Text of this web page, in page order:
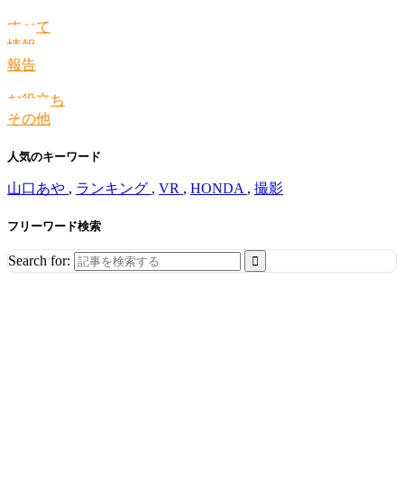
すべて
情報
報告
お役立ち
その他
人気のキーワード
山口あや , ランキング , VR , HONDA , 撮影
フリーワード検索
Search for: